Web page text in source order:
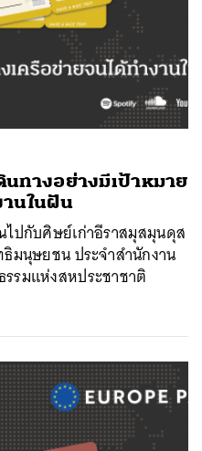
นทางอย่างมีเป้าหมาย
านในฝัน
ปกับศิษย์เก่าอีราสมุสมุนดุส
มนุษยชน ประจำสำนักงาน
รมแห่งสหประชาชาติ